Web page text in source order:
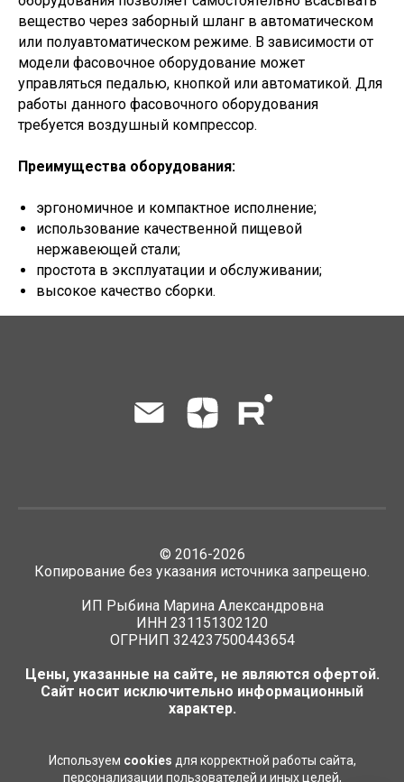
вещество через заборный шланг в автоматическом
или полуавтоматическом режиме. В зависимости от
модели фасовочное оборудование может
управляться педалью, кнопкой или автоматикой. Для
работы данного фасовочного оборудования
требуется воздушный компрессор.
Преимущества оборудования:
эргономичное и компактное исполнение;
использование качественной пищевой
нержавеющей стали;
простота в эксплуатации и обслуживании;
высокое качество сборки.
© 2016-2026
Копирование без указания источника запрещено.
ИП Рыбина Марина Александровна
ИНН 231151302120
ОГРНИП 324237500443654
Цены, указанные на сайте, не являются офертой.
Сайт носит исключительно информационный
характер.
Используем cookies для корректной работы сайта,
персонализации пользователей и иных целей,